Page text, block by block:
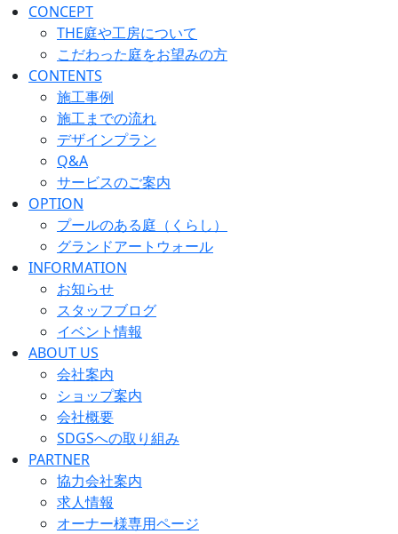
CONCEPT
THE庭や工房について
こだわった庭をお望みの方
CONTENTS
施工事例
施工までの流れ
デザインプラン
Q&A
サービスのご案内
OPTION
プールのある庭（くらし）
グランドアートウォール
INFORMATION
お知らせ
スタッフブログ
イベント情報
ABOUT US
会社案内
ショップ案内
会社概要
SDGSへの取り組み
PARTNER
協力会社案内
求人情報
オーナー様専用ページ